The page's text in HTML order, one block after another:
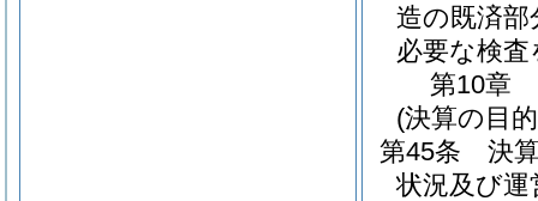
造の既済
必要な検
第10章
(決算の目
第45条
決
状況及び